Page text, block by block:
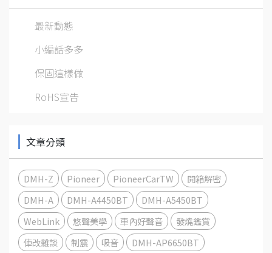
最新動態
小編話多多
保固這樣做
RoHS宣告
文章分類
DMH-Z Pioneer PioneerCarTW
開箱解密
DMH-A
DMH-A4450BT
DMH-A5450BT
WebLink
悠聲美學 車內好聲音
發燒鑑賞
俥改雜談
制震 吸音
DMH-AP6650BT